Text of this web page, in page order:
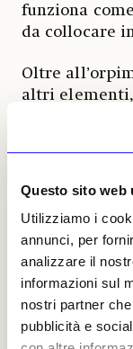
Questo sito web
Utilizziamo i
annunci, per
analizzare il
informazioni sul
nostri partner
pubblicità e
funziona
da collocare
Oltre
altri
veste del
rosso. Nel
del colore ora
invece una
creare effetti
annullati e
rovinata. Nelle
oppure in